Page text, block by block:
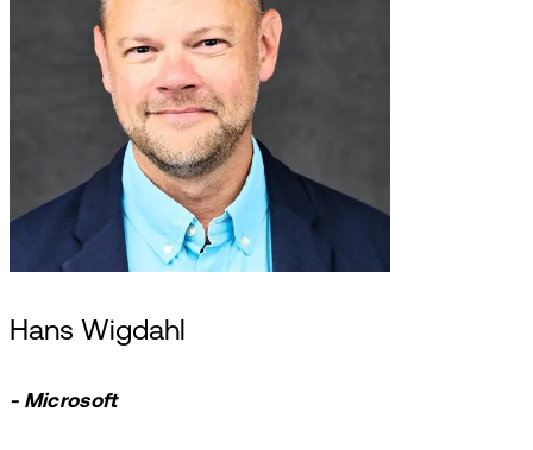
Hans Wigdahl
- Microsoft